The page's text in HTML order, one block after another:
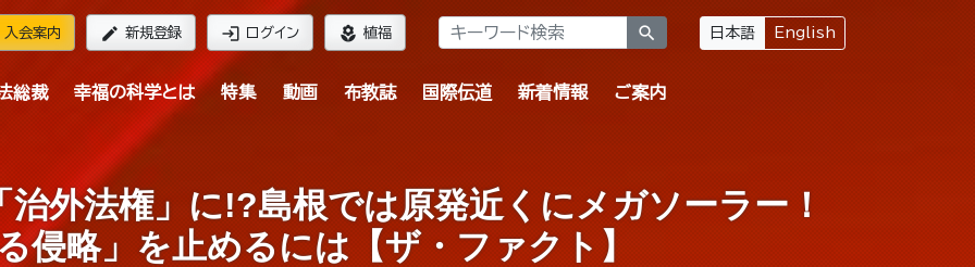
入会案内 edit 新規登録 login ログイン local_florist 植福 search 日本語 English
総裁 幸福の科学とは 特集 動画 布教誌 国際伝道 新着情報 ご案内
外法権」に!?島根では原発近くにメガソーラー！
侵略」を止めるには【ザ・ファクト】